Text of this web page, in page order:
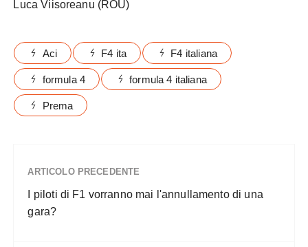
Luca Viisoreanu (ROU)
Aci F4 ita F4 italiana
formula 4 formula 4 italiana
Prema
ARTICOLO PRECEDENTE
I piloti di F1 vorranno mai l'annullamento di una
gara?